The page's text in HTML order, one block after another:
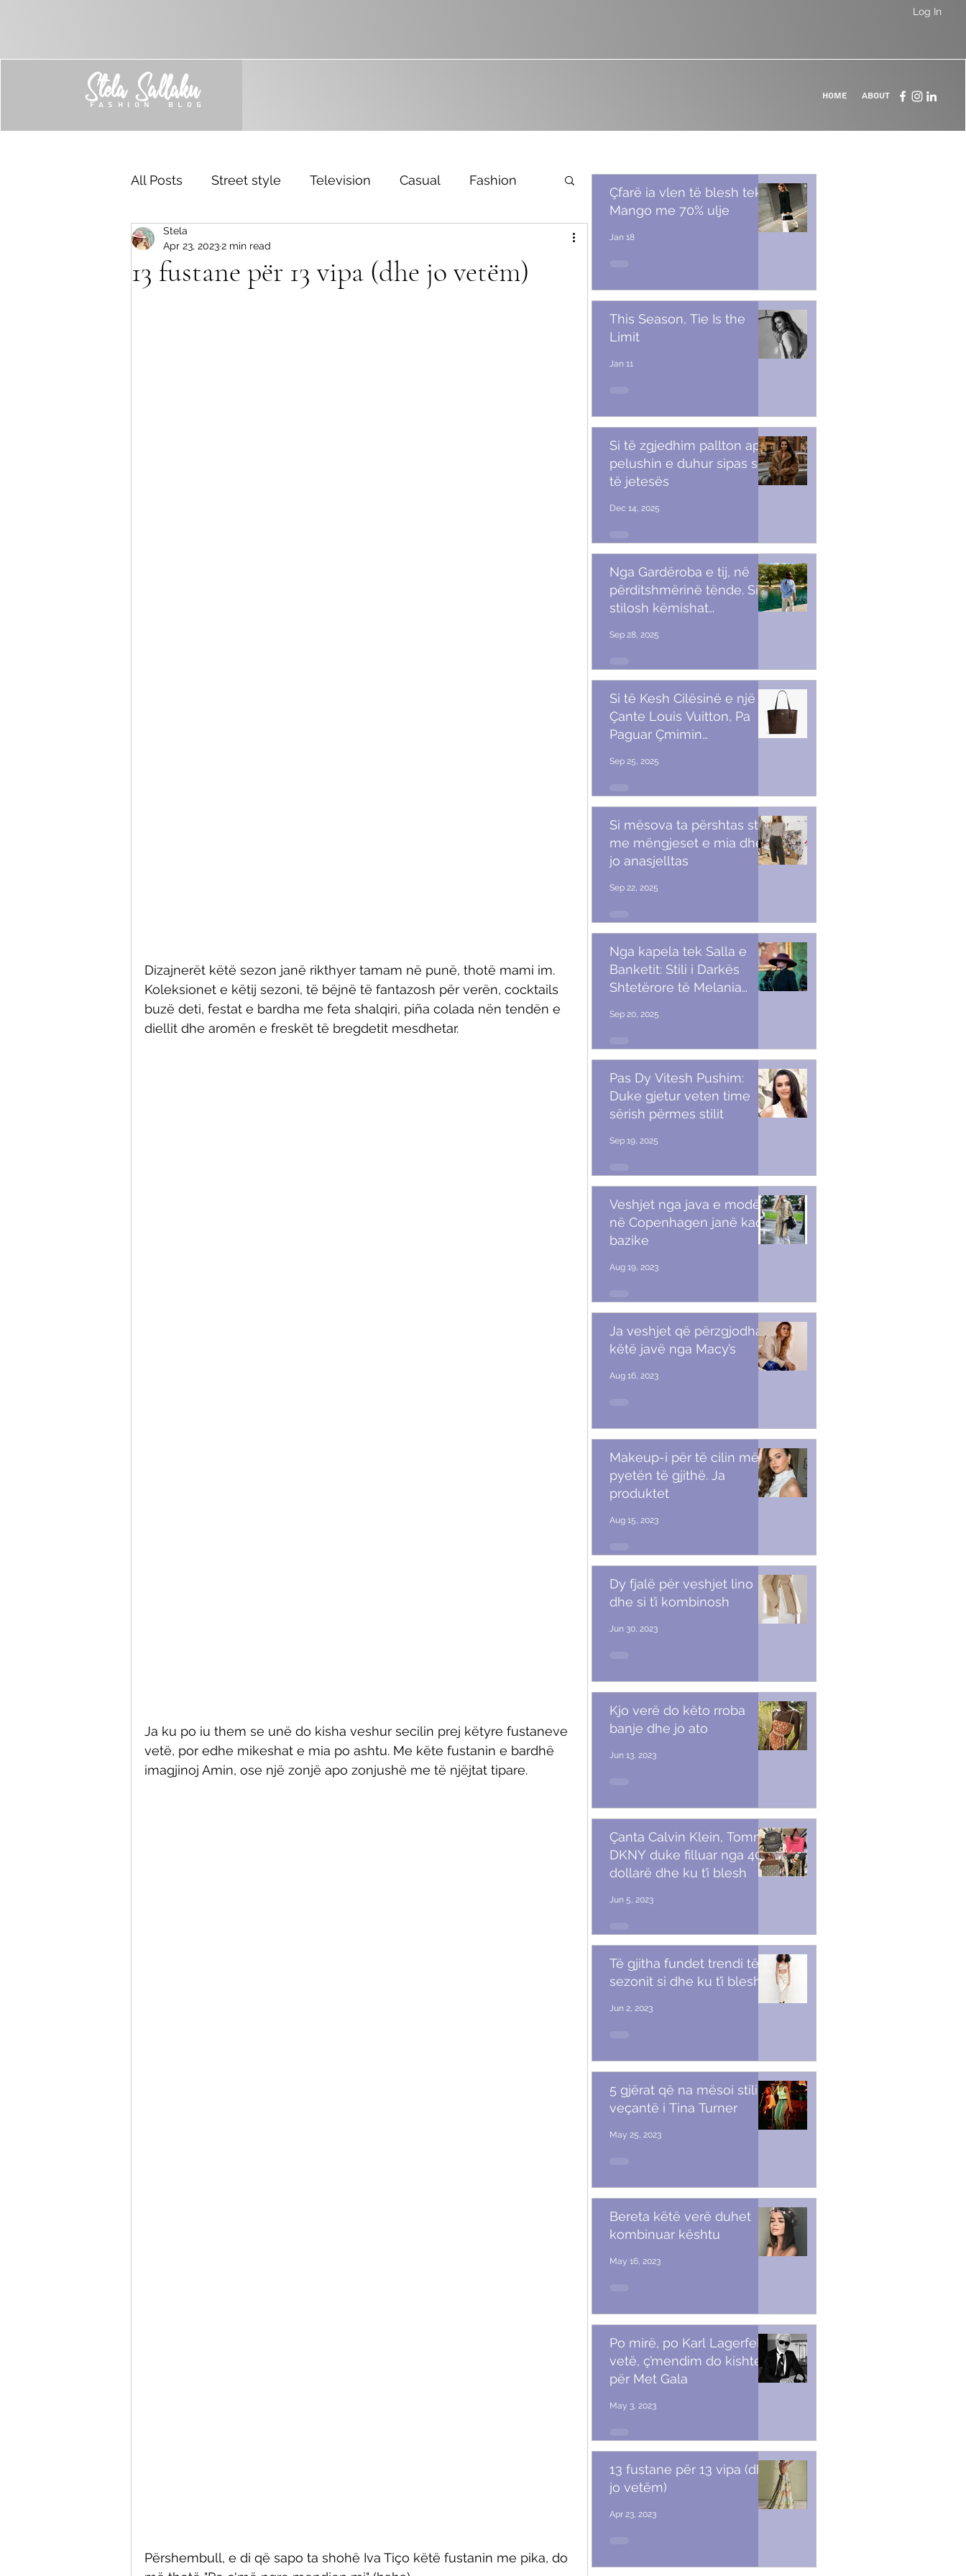
Log In
Stela Sallaku
FASHION BLOG
Home About
All Posts Street style Television Casual Fashion
Trend
13 fustane për 13 vipa (dhe jo vetëm)
Stela
Apr 23, 20232 min read
Dizajnerët këtë sezon janë rikthyer tamam në punë, thotë mami im.
Koleksionet e këtij sezoni, të bëjnë të fantazosh për verën, cocktails
buzë deti, festat e bardha me feta shalqiri, piña colada nën tendën e
diellit dhe aromën e freskët të bregdetit mesdhetar.
Ja ku po iu them se unë do kisha veshur secilin prej këtyre fustaneve
vetë, por edhe mikeshat e mia po ashtu. Me këte fustanin e bardhë
imagjinoj Amin, ose një zonjë apo zonjushë me të njëjtat tipare.
Përshembull, e di që sapo ta shohë Iva Tiço këtë fustanin me pika, do
Çfarë ia vlen të blesh tek
Mango me 70% ulje
Jan 18
This Season, Tie Is the
Limit
Jan 11
Si të zgjedhim pallton apo
pelushin e duhur sipas stilit
të jetesës
Dec 14, 2025
Nga Gardëroba e tij, në
përditshmërinë tënde. Si t’i
stilosh këmishat
Sep 28, 2025
Si të Kesh Cilësinë e një
Çante Louis Vuitton, Pa
Paguar Çmimin
Sep 25, 2025
Si mësova ta përshtas stilin
me mëngjeset e mia dhe
jo anasjelltas
Sep 22, 2025
Nga kapela tek Salla e
Banketit: Stili i Darkës
Shtetërore të Melania
Sep 20, 2025
Pas Dy Vitesh Pushim:
Duke gjetur veten time
sërish përmes stilit
Sep 19, 2025
Veshjet nga java e modës
në Copenhagen janë kaq
bazike
Aug 19, 2023
Ja veshjet që përzgjodha
këtë javë nga Macy’s
Aug 16, 2023
Makeup-i për të cilin më
pyetën të gjithë. Ja
produktet
Aug 15, 2023
Dy fjalë për veshjet lino
dhe si t’i kombinosh
Jun 30, 2023
Kjo verë do këto rroba
banje dhe jo ato
Jun 13, 2023
Çanta Calvin Klein, Tommy,
DKNY duke filluar nga 40
dollarë dhe ku t’i blesh
Jun 5, 2023
Të gjitha fundet trendi të
sezonit si dhe ku t’i blesh
Jun 2, 2023
5 gjërat që na mësoi stili i
veçantë i Tina Turner
May 25, 2023
Bereta këtë verë duhet
kombinuar kështu
May 16, 2023
Po mirë, po Karl Lagerfeld
vetë, ç’mendim do kishte
për Met Gala
May 3, 2023
13 fustane për 13 vipa (dhe
jo vetëm)
Apr 23, 2023